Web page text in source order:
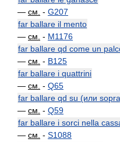
— см. - G207
far ballare il mento
— см. - M1176
far ballare qd come un
— см. - B125
far ballare i quattrini
— см. - Q65
far ballare qd su (или
— см. - Q59
far ballare i sorci nella
— см. - S1088